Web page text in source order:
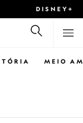
DISNEY+
MEIO